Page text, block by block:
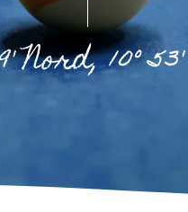
Nord, 10°